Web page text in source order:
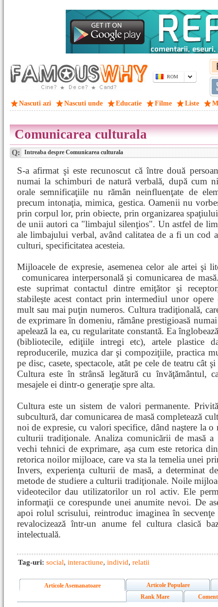
ROM
Nascuti azi Nascuti unde Educatie Filme Liste
Comunicarea culturala
Q: Intreaba despre Comunicarea culturala
S-a afirmat şi este recunoscut că între două
numai la schimburi de natură verbală, după cum
orale semnificaţiile nu rămân neinfluenţate de
precum intonaţia, mimica, gestica. Oamenii nu
prin corpul lor, prin obiecte, prin organizarea
de unii autori ca "limbajul silenţios". Un astfel de
ale limbajului verbal, având calitatea de a fi un cod
culturi, specificitatea acesteia.
Mijloacele de expresie, asemenea celor ale artei şi
comunicarea interpersonală şi comunicarea de
este suprimat contactul dintre emiţător şi
stabileşte acest contact prin intermediul unor
mult sau mai puţin numeros. Cultura tradiţională,
de exprimare în domeniu, rămâne prestigioasă
apelează la ea, cu regularitate constantă. Ea
(bibliotecile, ediţiile intregi etc), artele plastice
reproducerile, muzica dar şi compoziţiile, practica
pe disc, casete, spectacole, atât pe cele de teatru cât
Cultura este în strânsă legătură cu învăţământul,
mesajele ei dintr-o generaţie spre alta.
Cultura este un sistem de valori permanente.
subcultură, dar comunicarea de masă completează
noi de expresie, cu valori specifice, dând naştere la o
culturii tradiţionale. Analiza comunicării de masă a
vechi tehnici de exprimare, aşa cum este retorica
retorica noilor mijloace, care va sta la temelia unei
Invers, experienţa culturii de masă, a determinat
metode de studiere a culturii tradiţionale. Noile
videotecilor dau utilizatorilor un rol activ. Ele
informaţii ce corespunde unei anumite nevoi. De
apoi rolul scrisului, reintroduc imaginea în secvenţe
revalocizează într-un anume fel cultura clasică
intelectuală.
Tag-uri: social, interactiune, individ, relatii
Articole Asemanatoare
Articole Populare
Rank Mare